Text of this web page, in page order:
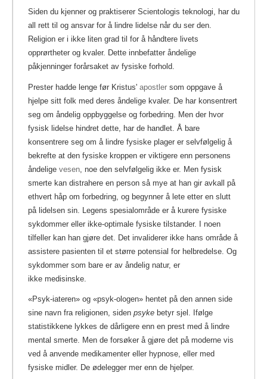
Siden du kjenner og praktiserer Scientologis teknologi, har du
all rett til og ansvar for å lindre lidelse når du ser den.
Religion er i ikke liten grad til for å håndtere livets
opprørtheter og kvaler. Dette innbefatter åndelige
påkjenninger forårsaket av fysiske forhold.
Prester hadde lenge før Kristus' apostler som oppgave å
hjelpe sitt folk med deres åndelige kvaler. De har konsentrert
seg om åndelig oppbyggelse og forbedring. Men der hvor
fysisk lidelse hindret dette, har de handlet. Å bare
konsentrere seg om å lindre fysiske plager er selvfølgelig å
bekrefte at den fysiske kroppen er viktigere enn personens
åndelige vesen , noe den selvfølgelig ikke er. Men fysisk
smerte kan distrahere en person så mye at han gir avkall på
ethvert håp om forbedring, og begynner å lete etter en slutt
på lidelsen sin. Legens spesialområde er å kurere fysiske
sykdommer eller ikke-optimale fysiske tilstander. I noen
tilfeller kan han gjøre det. Det invaliderer ikke hans område å
assistere pasienten til et større potensial for helbredelse. Og
sykdommer som bare er av åndelig natur, er
ikke medisinske.
«Psyk-iateren» og «psyk-ologen» hentet på den annen side
sine navn fra religionen, siden psyke betyr sjel. Ifølge
statistikkene lykkes de dårligere enn en prest med å lindre
mental smerte. Men de forsøker å gjøre det på moderne vis
ved å anvende medikamenter eller hypnose, eller med
fysiske midler. De ødelegger mer enn de hjelper.